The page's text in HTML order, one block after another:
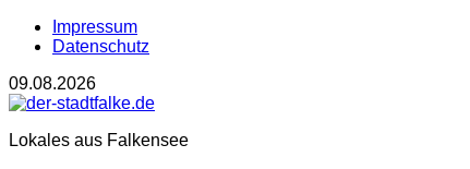
Impressum
Datenschutz
09.08.2026
Lokales aus Falkensee